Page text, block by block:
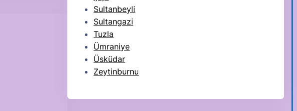
Sultanbeyli
Sultangazi
Tuzla
Ümraniye
Üsküdar
Zeytinburnu